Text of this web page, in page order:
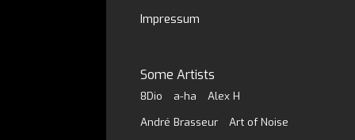
Impressum
Some Artists
8Dio a-ha
Alex H
André Brasseur
Art of Noise